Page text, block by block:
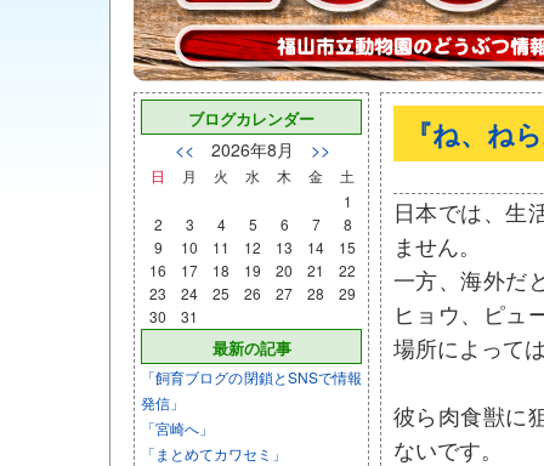
ブログカレンダー
<< 2026年8月 >>
日 月 火 水 木 金
土
1
2
3 4 5 6 7
8
9
10 11 12 13 14
15
16
17 18 19 20 21
22
23
24 25 26 27 28
29
30
31
最新の記事
「飼育ブログの閉鎖とSNSで情報
発信」
「宮崎へ」
「まとめてカワセミ」
『ね、ね
日本では、生
ません。
一方、海外だ
ヒョウ、ピュ
場所によって
彼ら肉食獣に
ないです。